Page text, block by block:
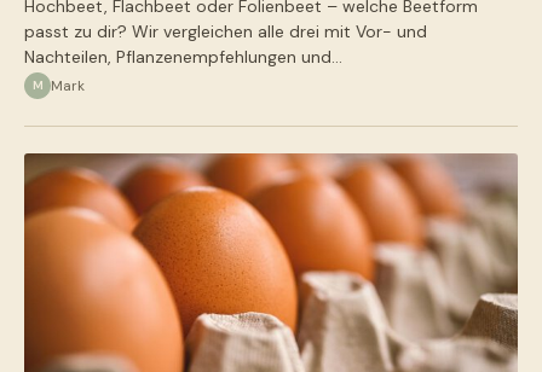
Hochbeet, Flachbeet oder Folienbeet – welche Beetform
passt zu dir? Wir vergleichen alle drei mit Vor- und
Nachteilen, Pflanzenempfehlungen und…
M Mark